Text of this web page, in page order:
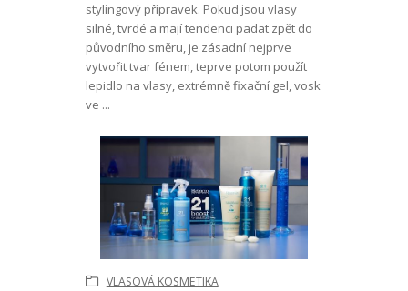
stylingový přípravek. Pokud jsou vlasy
silné, tvrdé a mají tendenci padat zpět do
původního směru, je zásadní nejprve
vytvořit tvar fénem, teprve potom použít
lepidlo na vlasy, extrémně fixační gel, vosk
ve ...
VLASOVÁ KOSMETIKA